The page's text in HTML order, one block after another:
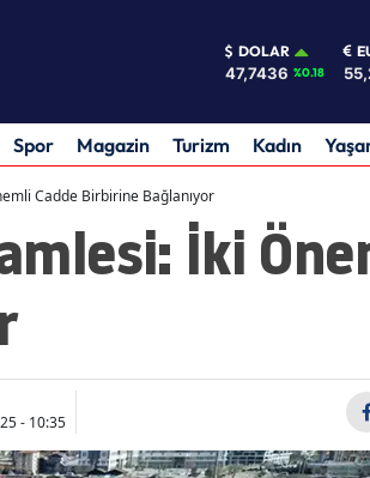
DOLAR
47,7436 %0.18
Spor Magazin Turizm Kadın
Cadde Birbirine Bağlanıyor
İki
- 10:35